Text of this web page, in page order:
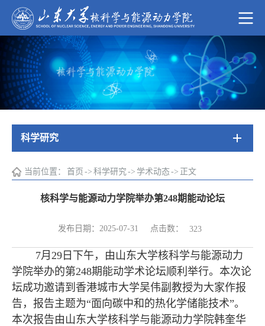
科学研究
当前位置： 首页 -> 科学研究-> 学术动态-> 正文
核科学与能源动力学院举办第248期能动论坛
发布日期：2025-07-31 点击数： 323
7月 29 日下午，由山东大学核科学与能源动力
学院举办的第248期能动学术论坛顺利举行。本次论
坛成功邀请到香港城市大学吴伟副教授为大家作报
告，报告主题为“面向碳中和的热化学储能技术”。
本次报告由山东大学核科学与能源动力学院韩奎华